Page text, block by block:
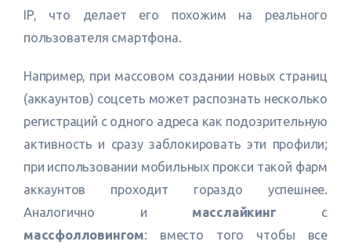
IP, что делает его похожим на реального
пользователя смартфона.
Например, при массовом создании новых страниц
(аккаунтов) соцсеть может распознать несколько
регистраций с одного адреса как подозрительную
активность и сразу заблокировать эти профили;
при использовании мобильных прокси такой фарм
аккаунтов проходит гораздо успешнее.
Аналогично и масслайкинг с
массфолловингом: вместо того чтобы все